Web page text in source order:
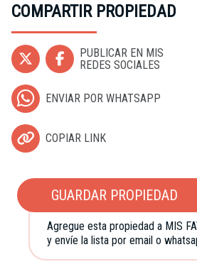
COMPARTIR PROPIEDAD
PUBLICAR EN MIS
REDES SOCIALES
ENVIAR POR WHATSAPP
COPIAR LINK
GUARDAR PROPIEDAD
Agregue esta propiedad a MIS
y envíe la lista por email o